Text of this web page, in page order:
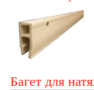
Багет для